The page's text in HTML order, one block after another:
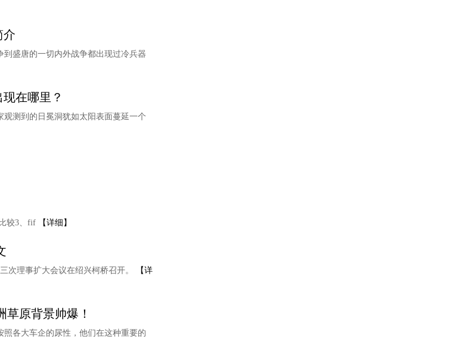
介
盛唐的一切内外战争都出现过冷兵器
在哪里？
测到的日冕洞犹如太阳表面蔓延一个
较3、fif 【详细】
次理事扩大会议在绍兴柯桥召开。
【详
原背景帅爆！
各大车企的尿性，他们在这种重要的